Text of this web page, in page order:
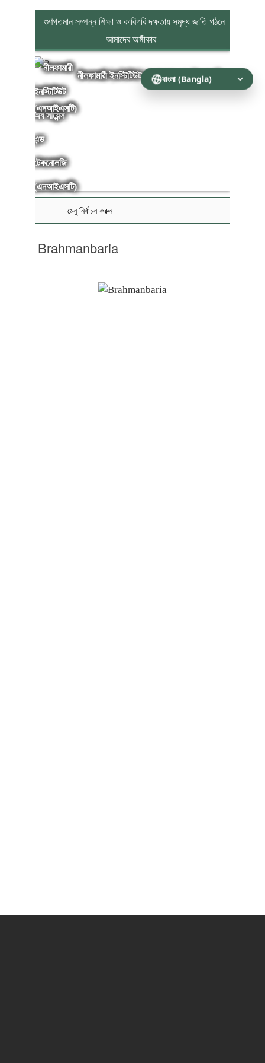
গুণগতমান সম্পন্ন শিক্ষা ও কারিগরি দক্ষতায় সমৃদ্ধ জাতি গঠনে
আমাদের অঙ্গীকার
নীলফামারী ইনস্টিটিউট অব সায়েন্স এন্ড টেকনোলজি
(এনআইএসটি)
মেনু নির্বাচন করুন
Brahmanbaria